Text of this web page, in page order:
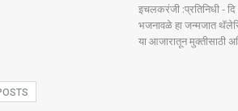
इचलकरंजी :प्रतिनिधी -
भजनावळे हा जन्मजात
या आजारातून मुक्तीसाठी